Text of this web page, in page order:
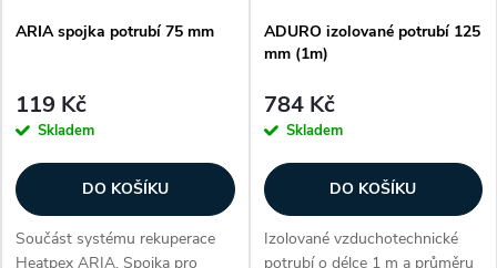
ARIA spojka potrubí 75 mm
119 Kč
Skladem
DO KOŠÍKU
Součást systému rekuperace
Heatpex ARIA. Spojka pro
ADURO izolované potrubí 125
mm (1m)
784 Kč
Skladem
DO KOŠÍKU
Izolované vzduchotechnické
potrubí o délce 1 m a průměru